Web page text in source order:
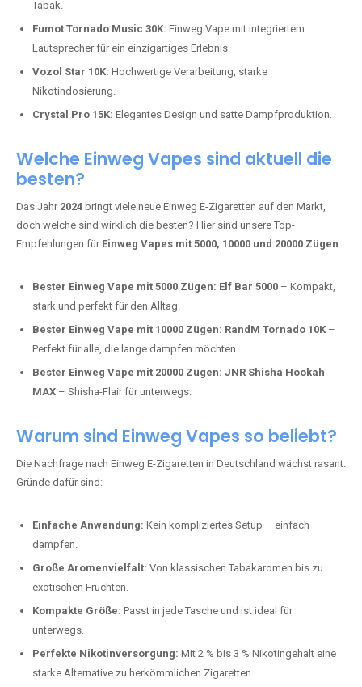
Tabak.
Fumot Tornado Music 30K: Einweg Vape mit integriertem
Lautsprecher für ein einzigartiges Erlebnis.
Vozol Star 10K: Hochwertige Verarbeitung, starke
Nikotindosierung.
Crystal Pro 15K: Elegantes Design und satte Dampfproduktion.
Welche Einweg Vapes sind aktuell die
besten?
Das Jahr 2024 bringt viele neue Einweg E-Zigaretten auf den Markt,
doch welche sind wirklich die besten? Hier sind unsere Top-
Empfehlungen für Einweg Vapes mit 5000, 10000 und 20000 Zügen:
Bester Einweg Vape mit 5000 Zügen: Elf Bar 5000 – Kompakt,
stark und perfekt für den Alltag.
Bester Einweg Vape mit 10000 Zügen: RandM Tornado 10K –
Perfekt für alle, die lange dampfen möchten.
Bester Einweg Vape mit 20000 Zügen: JNR Shisha Hookah
MAX – Shisha-Flair für unterwegs.
Warum sind Einweg Vapes so beliebt?
Die Nachfrage nach Einweg E-Zigaretten in Deutschland wächst rasant.
Gründe dafür sind:
Einfache Anwendung: Kein kompliziertes Setup – einfach
dampfen.
Große Aromenvielfalt: Von klassischen Tabakaromen bis zu
exotischen Früchten.
Kompakte Größe: Passt in jede Tasche und ist ideal für
unterwegs.
Perfekte Nikotinversorgung: Mit 2 % bis 3 % Nikotingehalt eine
starke Alternative zu herkömmlichen Zigaretten.